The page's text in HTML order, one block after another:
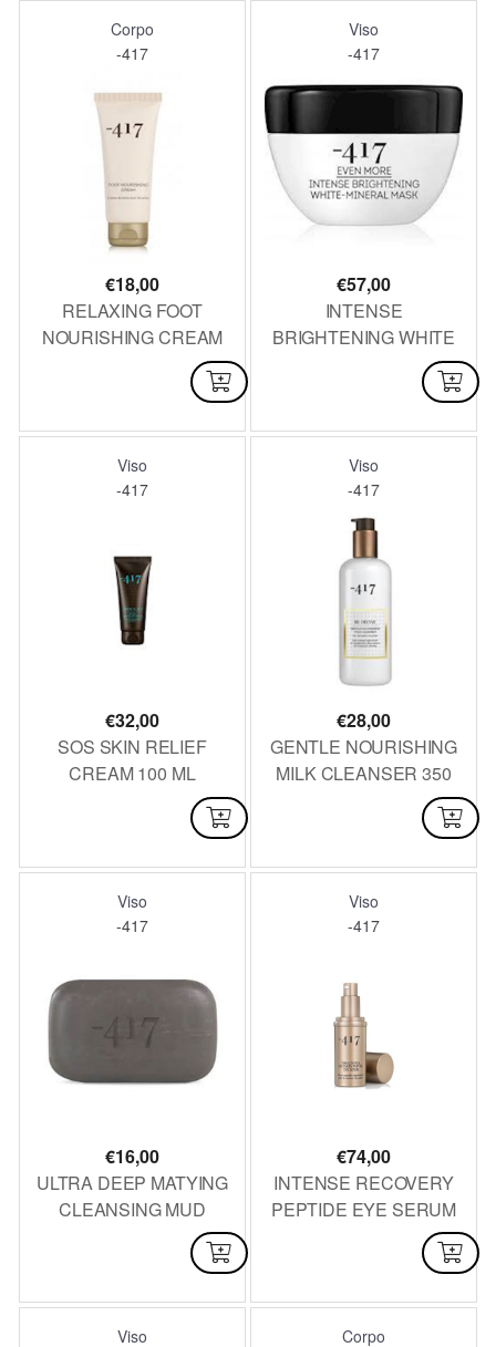
Corpo
-417
€18,00
RELAXING FOOT
NOURISHING CREAM
Viso
-417
€57,00
INTENSE
BRIGHTENING WHITE
MINERAL MASK 50 ML
Viso
-417
€32,00
SOS SKIN RELIEF
CREAM 100 ML
Viso
-417
€28,00
GENTLE NOURISHING
MILK CLEANSER 350
Viso
-417
€16,00
ULTRA DEEP MATYING
CLEANSING MUD
Viso
-417
€74,00
INTENSE RECOVERY
PEPTIDE EYE SERUM
Viso
Corpo